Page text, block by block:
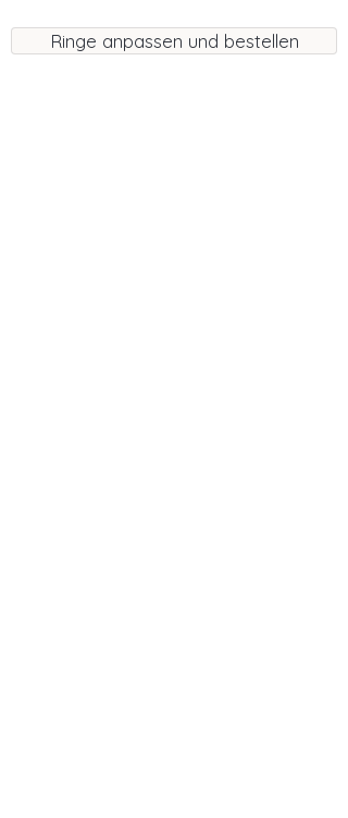
Ringe anpassen und bestellen